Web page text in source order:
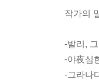
작가의
-발리,
-야夜심
-그라나